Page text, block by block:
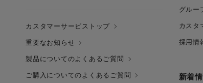
カスタマーサービストップ
重要なお知らせ
製品についてのよくあるご質問
ご購入についてのよくあるご質問
グルー
カスタ
採用情
新着